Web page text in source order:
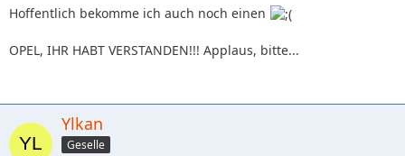
Hoffentlich bekomme ich auch noch einen
OPEL, IHR HABT VERSTANDEN!!! Applaus, bitte...
Ylkan
Geselle